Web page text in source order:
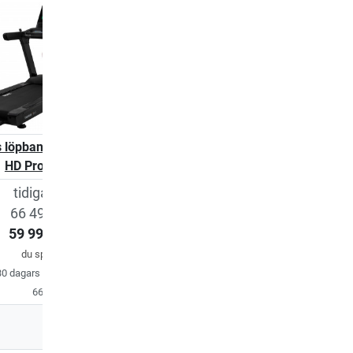
T10.5
HD Pro
tidigare pris
66 495,00 kr
59 995,00 kr
du sparar
dagars bästa pris
66 495,00 kr